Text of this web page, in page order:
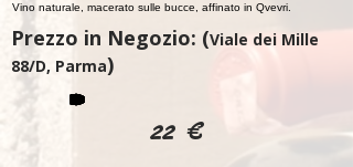
Vino naturale, macerato sulle bucce, affinato in Qvevri.
Prezzo in Negozio: (Viale dei Mille
88/D, Parma)
22 €